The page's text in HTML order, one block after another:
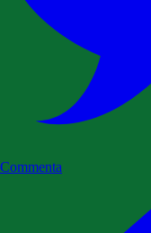
Commenta